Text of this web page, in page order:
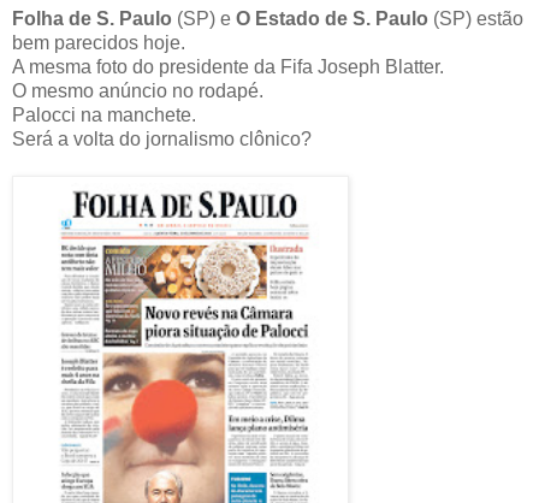
Folha de S. Paulo (SP) e O Estado de S. Paulo (SP) estão
bem parecidos hoje.
A mesma foto do presidente da Fifa Joseph Blatter.
O mesmo anúncio no rodapé.
Palocci na manchete.
Será a volta do jornalismo clônico?